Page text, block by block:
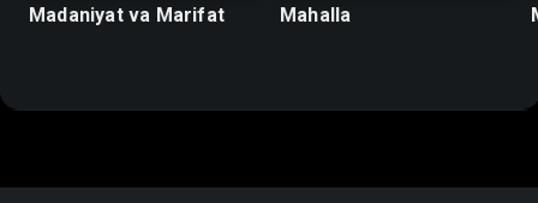
Madaniyat va Marifat Mahalla